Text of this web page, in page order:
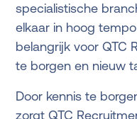
specialistische
elkaar in hoog
belangrijk voor QTC
te borgen en nieuw
Door kennis te
zorgt QTC